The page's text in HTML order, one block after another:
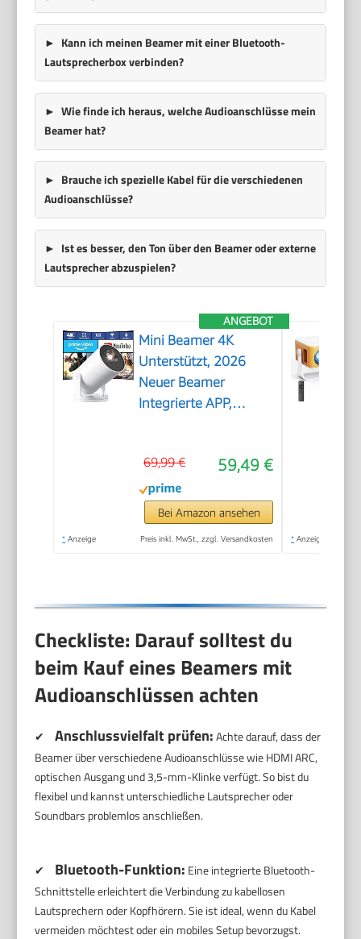
Kann ich meinen Beamer mit einer Bluetooth-
Lautsprecherbox verbinden?
Wie finde ich heraus, welche Audioanschlüsse mein
Beamer hat?
Brauche ich spezielle Kabel für die verschiedenen
Audioanschlüsse?
Ist es besser, den Ton über den Beamer oder externe
Lautsprecher abzuspielen?
ANGEBOT
Mini Beamer 4K
Unterstützt, 2026
Neuer Beamer
Integrierte APP,
Automatische
Trapezkorrektur, WiFi
6 und Bluetooth 5.4,
180° Dreh Projektor
Tragbar Heimkino
59,49 €
69,99 €
Bei Amazon ansehen
* Anzeige Preis inkl. MwSt., zzgl. Versandkosten * Anzeige
Checkliste: Darauf solltest du
beim Kauf eines Beamers mit
Audioanschlüssen achten
✔ Anschlussvielfalt prüfen:Achte darauf, dass der
Beamer über verschiedene Audioanschlüsse wie HDMI ARC,
optischen Ausgang und 3,5-mm-Klinke verfügt. So bist du
flexibel und kannst unterschiedliche Lautsprecher oder
Soundbars problemlos anschließen.
✔ Bluetooth-Funktion: Eine integrierte Bluetooth-
Schnittstelle erleichtert die Verbindung zu kabellosen
Lautsprechern oder Kopfhörern. Sie ist ideal, wenn du Kabel
vermeiden möchtest oder ein mobiles Setup bevorzugst.